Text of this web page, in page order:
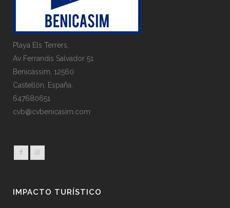
Playa Els Terrers,
Av Ferrandis Salvador 51
Benicàssim, 12560
Castellón, España.
647680651
cvb@cvbenicasim.com
IMPACTO TURÍSTICO